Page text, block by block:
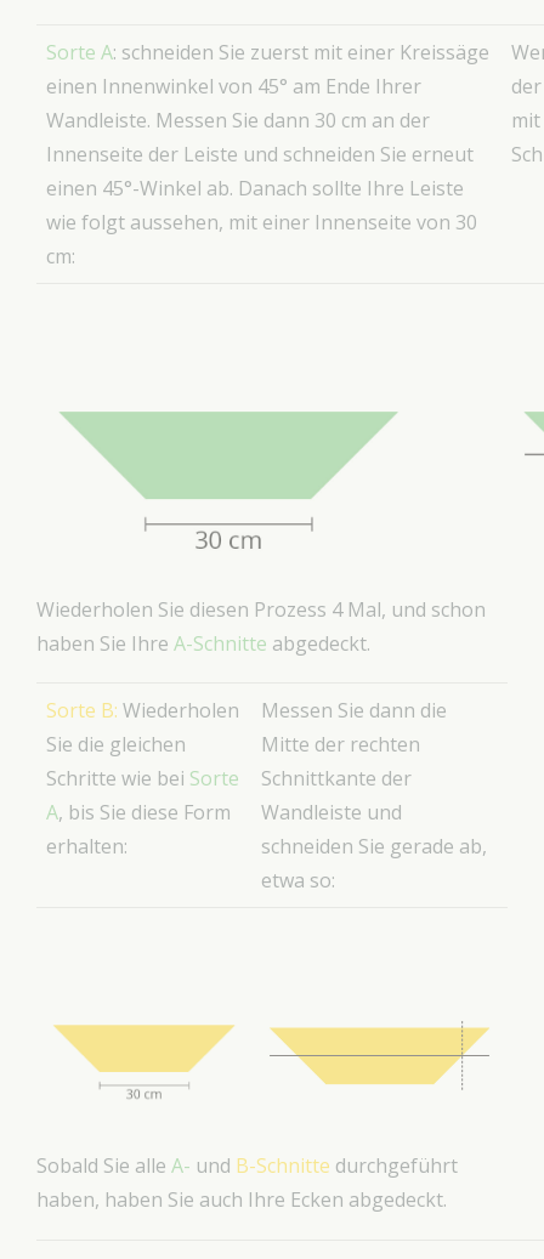
Sorte A: schneiden Sie zuerst mit einer Kreissäge
einen Innenwinkel von 45° am Ende Ihrer
Wandleiste. Messen Sie dann 30 cm an der
Innenseite der Leiste und schneiden Sie erneut
einen 45°-Winkel ab. Danach sollte Ihre Leiste
wie folgt aussehen, mit einer Innenseite von 30
cm:
Wiederholen Sie diesen Prozess 4 Mal, und schon
haben Sie Ihre A-Schnitte abgedeckt.
Sorte B: Wiederholen
Sie die gleichen
Schritte wie bei Sorte
A, bis Sie diese Form
erhalten:
Messen Sie dann die
Mitte der rechten
Schnittkante der
Wandleiste und
schneiden Sie gerade ab,
etwa so:
Sobald Sie alle A- und B-Schnitte durchgeführt
haben, haben Sie auch Ihre Ecken abgedeckt.